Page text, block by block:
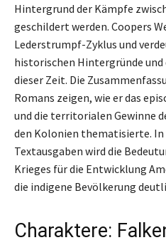
Hintergrund der Kämpfe
geschildert werden. Coopers
Lederstrumpf-Zyklus und
historischen Hintergründe
dieser Zeit. Die
Romans zeigen, wie er das
und die territorialen Gewinne
den Kolonien thematisierte. In
Textausgaben wird die
Krieges für die Entwicklung
die indigene Bevölkerung
Charaktere: